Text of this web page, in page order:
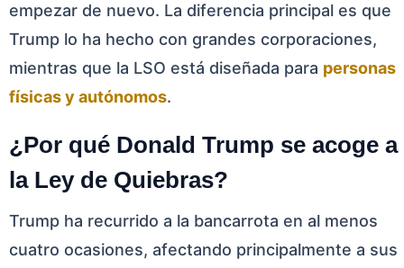
empezar de nuevo. La diferencia principal es que
Trump lo ha hecho con grandes corporaciones,
mientras que la LSO está diseñada para personas
físicas y autónomos.
¿Por qué Donald Trump se acoge a
la Ley de Quiebras?
Trump ha recurrido a la bancarrota en al menos
cuatro ocasiones, afectando principalmente a sus